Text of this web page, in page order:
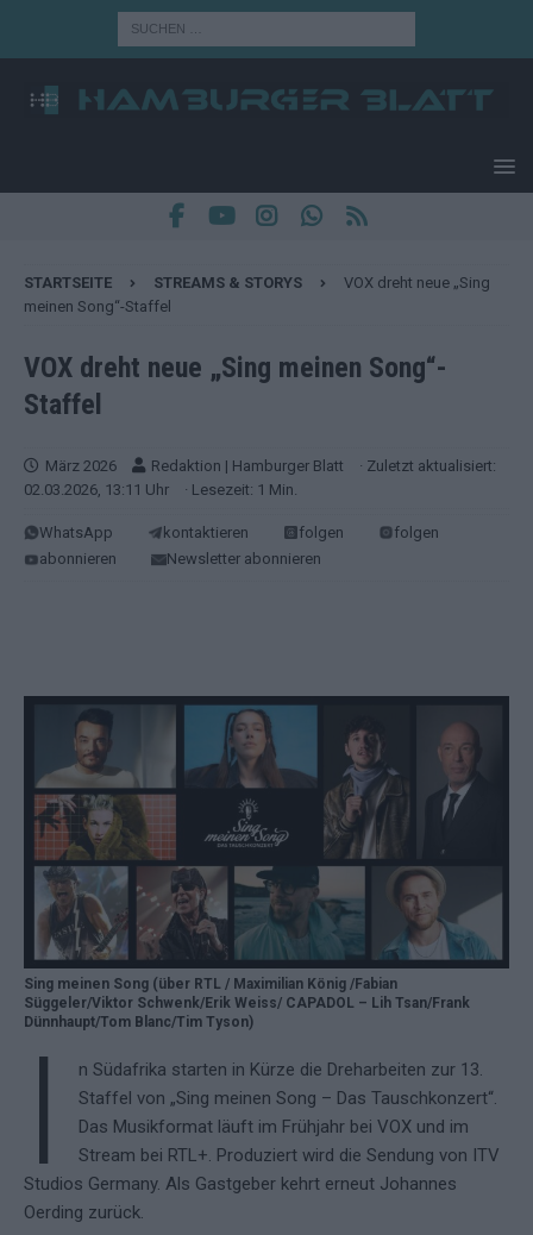
STARTSEITE STREAMS & STORYS
VOX dreht neue „Sing
meinen Song“-Staffel
VOX dreht neue „Sing meinen Song“-
Staffel
März 2026 Redaktion | Hamburger Blatt
· Zuletzt aktualisiert:
02.03.2026, 13:11 Uhr
· Lesezeit: 1 Min.
WhatsApp kontaktieren folgen
folgen
abonnieren
Newsletter abonnieren
Sing meinen Song (über RTL / Maximilian König /Fabian
Süggeler/Viktor Schwenk/Erik Weiss/ CAPADOL – Lih Tsan/Frank
Dünnhaupt/Tom Blanc/Tim Tyson)
I
n Südafrika starten in Kürze die Dreharbeiten zur 13.
Staffel von „Sing meinen Song – Das Tauschkonzert“.
Das Musikformat läuft im Frühjahr bei VOX und im
Stream bei RTL+. Produziert wird die Sendung von ITV
Studios Germany. Als Gastgeber kehrt erneut Johannes
Oerding zurück.